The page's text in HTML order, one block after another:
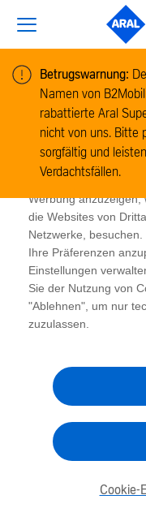
Cookie-
Wir verwenden
unserer Website zu
das Funktionieren
Werbung anzuzeigen,
die Websites von
Netzwerke,
Ihre Präferenzen
Einstellungen
Sie der Nutzung von
"Ablehnen", um nur
zuzulassen.
Cookie-
Betrugswarnung:
Namen von
rabattierte Aral
nicht von uns. Bitte
sorgfältig und
Verdachtsfällen.